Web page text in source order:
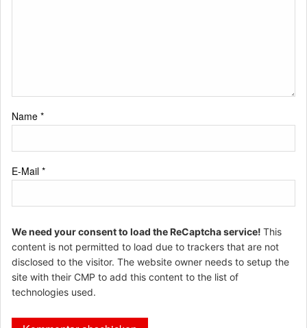
Name *
E-Mail *
We need your consent to load the ReCaptcha service! This
content is not permitted to load due to trackers that are not
disclosed to the visitor. The website owner needs to setup the
site with their CMP to add this content to the list of
technologies used.